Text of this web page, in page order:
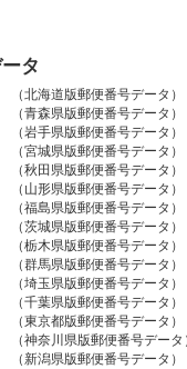
タ
（北海道版郵便番号データ）
（青森県版郵便番号データ）
（岩手県版郵便番号データ）
（宮城県版郵便番号データ）
（秋田県版郵便番号データ）
（山形県版郵便番号データ）
（福島県版郵便番号データ）
（茨城県版郵便番号データ）
（栃木県版郵便番号データ）
（群馬県版郵便番号データ）
（埼玉県版郵便番号データ）
（千葉県版郵便番号データ）
（東京都版郵便番号データ）
（神奈川県版郵便番号データ
（新潟県版郵便番号データ）